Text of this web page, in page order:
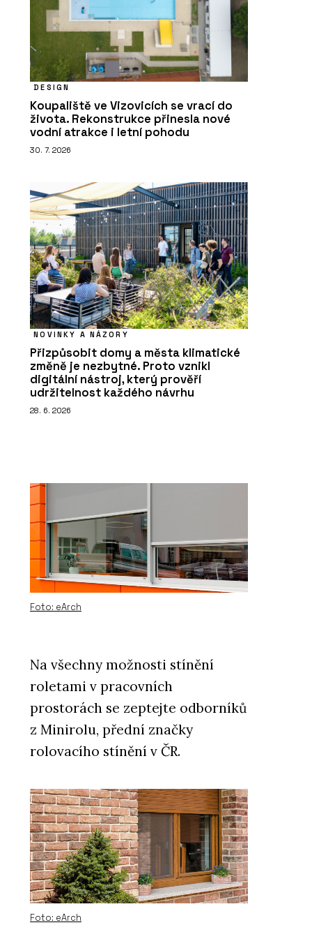
DESIGN
Koupaliště ve Vizovicích se vrací do
života. Rekonstrukce přinesla nové
vodní atrakce i letní pohodu
30. 7. 2026
NOVINKY A NÁZORY
Přizpůsobit domy a města klimatické
změně je nezbytné. Proto vznikl
digitální nástroj, který prověří
udržitelnost každého návrhu
28. 6. 2026
Foto: eArch
Na všechny možnosti stínění
roletami v pracovních
prostorách se zeptejte odborníků
z Minirolu, přední značky
rolovacího stínění v ČR.
Foto: eArch